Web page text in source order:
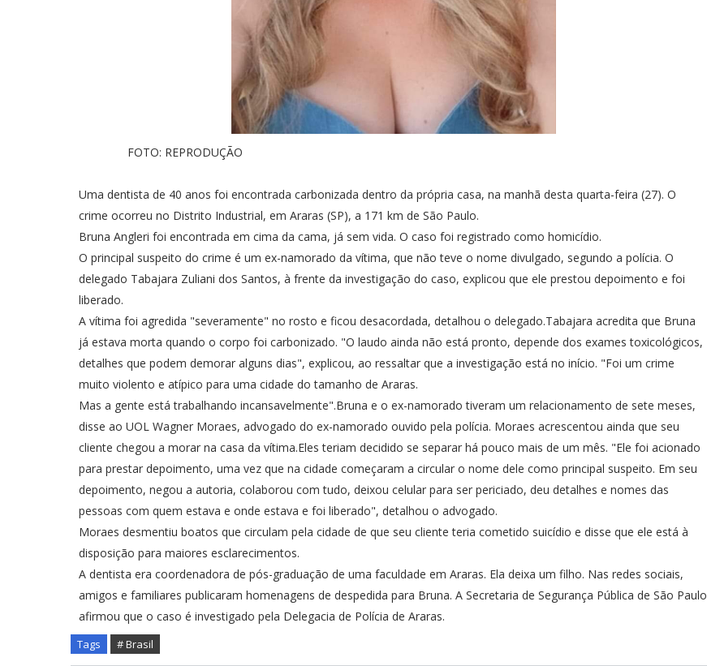
FOTO: REPRODUÇÃO
Uma dentista de 40 anos foi encontrada carbonizada dentro da própria casa, na manhã desta quarta-feira (27). O
crime ocorreu no Distrito Industrial, em Araras (SP), a 171 km de São Paulo.
Bruna Angleri foi encontrada em cima da cama, já sem vida. O caso foi registrado como homicídio.
O principal suspeito do crime é um ex-namorado da vítima, que não teve o nome divulgado, segundo a polícia. O
delegado Tabajara Zuliani dos Santos, à frente da investigação do caso, explicou que ele prestou depoimento e foi
liberado.
A vítima foi agredida "severamente" no rosto e ficou desacordada, detalhou o delegado.Tabajara acredita que Bruna
já estava morta quando o corpo foi carbonizado. "O laudo ainda não está pronto, depende dos exames toxicológicos,
detalhes que podem demorar alguns dias", explicou, ao ressaltar que a investigação está no início. "Foi um crime
muito violento e atípico para uma cidade do tamanho de Araras.
Mas a gente está trabalhando incansavelmente".Bruna e o ex-namorado tiveram um relacionamento de sete meses,
disse ao UOL Wagner Moraes, advogado do ex-namorado ouvido pela polícia. Moraes acrescentou ainda que seu
cliente chegou a morar na casa da vítima.Eles teriam decidido se separar há pouco mais de um mês. "Ele foi acionado
para prestar depoimento, uma vez que na cidade começaram a circular o nome dele como principal suspeito. Em seu
depoimento, negou a autoria, colaborou com tudo, deixou celular para ser periciado, deu detalhes e nomes das
pessoas com quem estava e onde estava e foi liberado", detalhou o advogado.
Moraes desmentiu boatos que circulam pela cidade de que seu cliente teria cometido suicídio e disse que ele está à
disposição para maiores esclarecimentos.
A dentista era coordenadora de pós-graduação de uma faculdade em Araras. Ela deixa um filho. Nas redes sociais,
amigos e familiares publicaram homenagens de despedida para Bruna. A Secretaria de Segurança Pública de São Paulo
afirmou que o caso é investigado pela Delegacia de Polícia de Araras.
Tags # Brasil